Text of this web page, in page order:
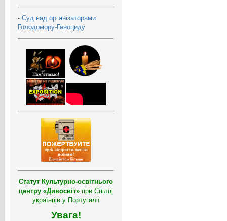
- Суд над організаторами
Голодомору-Геноциду
Статут Культурно-освітнього
центру «Дивосвіт» при Спілці
українців у Португалії
Увага!